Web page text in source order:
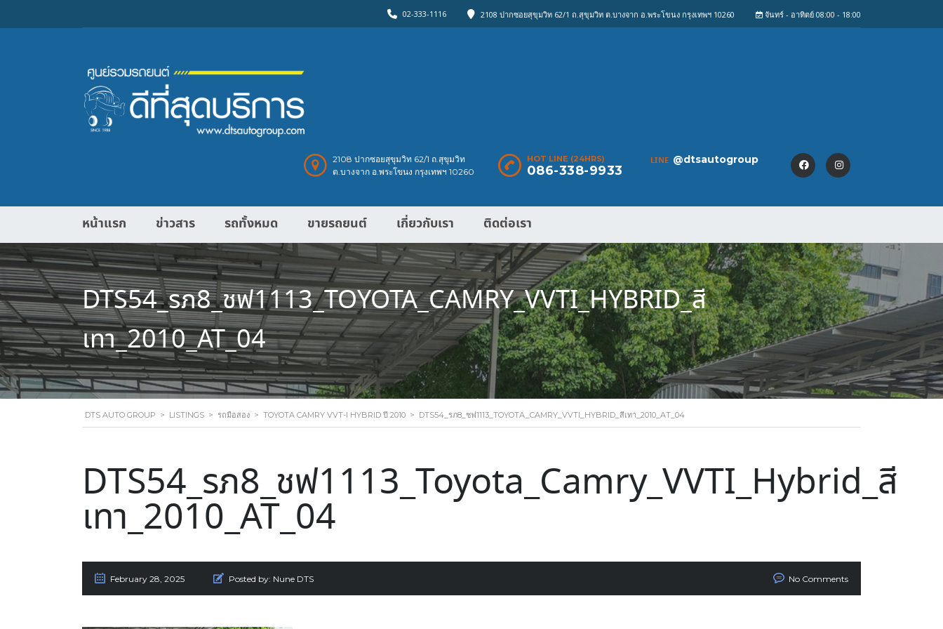
จันทร์ - อาทิตย์ 08:00 - 18:00
2108 ปากซอยสุขุมวิท 62/1 ถ.สุขุมวิท ต.บางจาก อ.พระโขนง กรุงเทพฯ 10260
02-333-1116
LINE @dtsautogroup
HOT LINE (24HRS)
086-338-9933
2108 ปากซอยสุขุมวิท 62/1 ถ.สุขุมวิท
ต.บางจาก อ.พระโขนง กรุงเทพฯ 10260
หน้าแรก ข่าวสาร รถทั้งหมด ขายรถยนต์ เกี่ยวกับเรา ติดต่อเรา
DTS54_รภ8_ชฟ1113_TOYOTA_CAMRY_VVTI_HYBRID_สี
เทา_2010_AT_04
DTS AUTO GROUP > LISTINGS > รถมือสอง > TOYOTA CAMRY VVT-I HYBRID ปี 2010 > DTS54_รภ8_ชฟ1113_TOYOTA_CAMRY_VVTI_HYBRID_สีเทา_2010_AT_04
DTS54_รภ8_ชฟ1113_Toyota_Camry_VVTI_Hybrid_สี
เทา_2010_AT_04
February 28, 2025 Posted by: Nune DTS No Comments